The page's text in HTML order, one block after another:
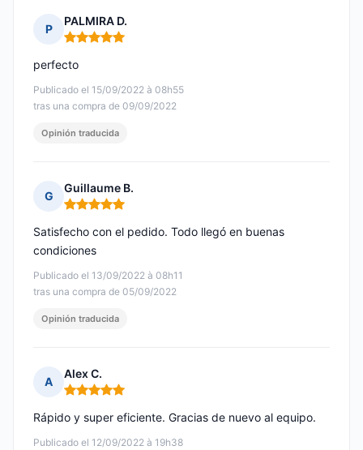
P
PALMIRA D.
Nota: 5 de 5
Publicado el 15/09/2022 à 08h55
tras una compra de 09/09/2022
perfecto
Opinión traducida
G
Guillaume B.
Nota: 5 de 5
Publicado el 13/09/2022 à 08h11
tras una compra de 05/09/2022
Satisfecho con el pedido. Todo llegó en buenas
condiciones
Opinión traducida
A
Alex C.
Nota: 5 de 5
Publicado el 12/09/2022 à 19h38
Rápido y super eficiente. Gracias de nuevo al equipo.